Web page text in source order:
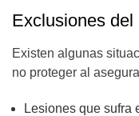
Exclusiones
Existen algunas
no proteger al
Lesiones que sufra